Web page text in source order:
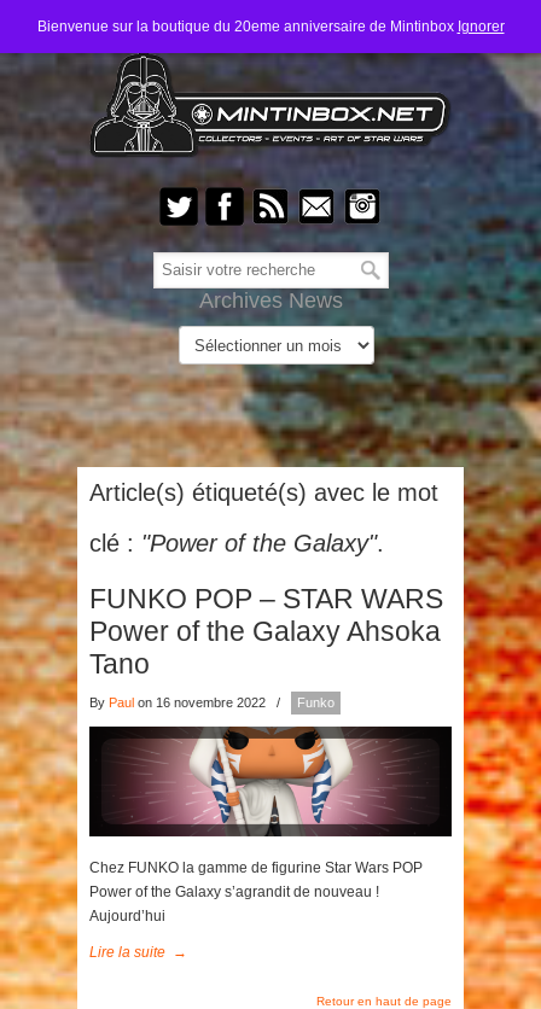
Bienvenue sur la boutique du 20eme anniversaire de Mintinbox Ignorer
Archives News
Article(s) étiqueté(s) avec le mot
clé : "Power of the Galaxy".
FUNKO POP – STAR WARS
Power of the Galaxy Ahsoka
Tano
By Paul on 16 novembre 2022 / Funko
Chez FUNKO la gamme de figurine Star Wars POP
Power of the Galaxy s’agrandit de nouveau !
Aujourd’hui
Lire la suite →
Retour en haut de page